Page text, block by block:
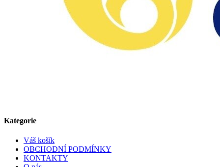
Kategorie
Váš košík
OBCHODNÍ PODMÍNKY
KONTAKTY